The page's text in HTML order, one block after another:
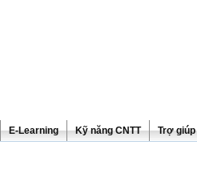
E-Learning Kỹ năng CNTT Trợ giúp